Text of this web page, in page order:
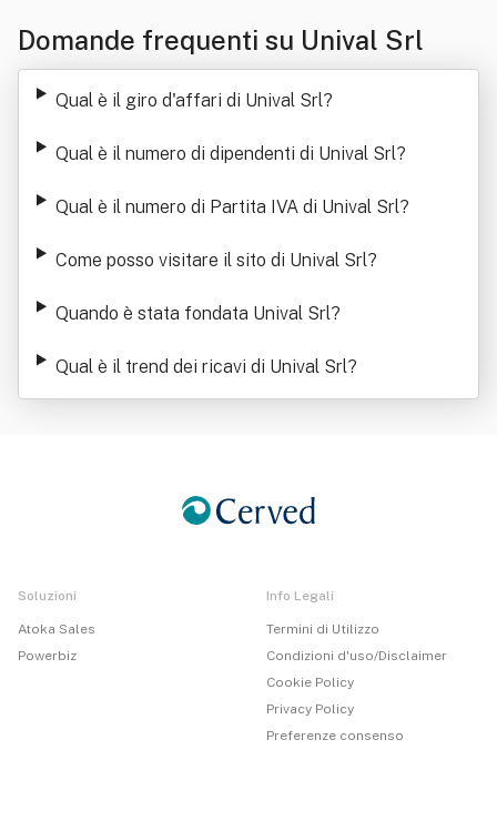
Domande frequenti su Unival Srl
Qual è il giro d'affari di Unival Srl?
Qual è il numero di dipendenti di Unival Srl?
Qual è il numero di Partita IVA di Unival Srl?
Come posso visitare il sito di Unival Srl?
Quando è stata fondata Unival Srl?
Qual è il trend dei ricavi di Unival Srl?
Soluzioni
Atoka Sales
Powerbiz
Info Legali
Termini di Utilizzo
Condizioni d'uso/Disclaimer
Cookie Policy
Privacy Policy
Preferenze consenso